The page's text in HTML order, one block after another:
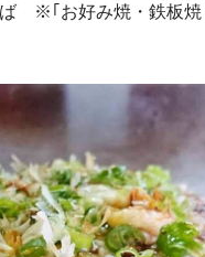
※｢お好み焼・鉄板焼